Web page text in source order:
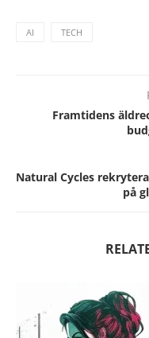
AI TECH
Framtidens
Natural Cycles
på